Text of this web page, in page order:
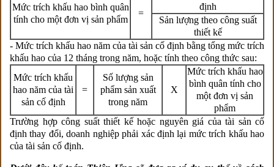
Mức trích khấu hao bình quân
tính cho một đơn vị sản phẩm
=
định
Sản lượng theo công suất
thiết kế
- Mức trích khấu hao năm của tài sản cố định bằng tổng mức trích
khấu hao của 12 tháng trong năm, hoặc tính theo công thức sau:
Mức trích khấu
hao năm của tài
sản cố định
=
Số lượng sản
phẩm sản xuất
trong năm
X
Mức trích khấu hao
bình quân tính cho
một đơn vị sản
phẩm
Trường hợp công suất thiết kế hoặc nguyên giá của tài sản cố
định thay đổi, doanh nghiệp phải xác định lại mức trích khấu hao
của tài sản cố định.